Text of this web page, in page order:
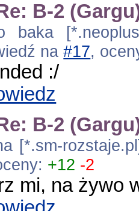
B-2
baka
na#17,
:/
B-2
[*.sm-
+12 -2
mi, na żywo